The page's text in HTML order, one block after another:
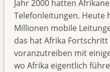
Jahr 2000 hatten
Telefonleitungen. Heute
Millionen mobile
das hat Afrika
voranzutreiben mit
wo Afrika eigentlich